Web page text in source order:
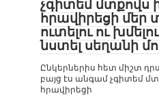
չգիտեմ մտքովս
հրավիրեցի մեր
ուտելու ու
նստել սեղանի
Ընկերներիս հետ միշտ
բայց էս անգամ չգիտեմ
հրավիրեցի